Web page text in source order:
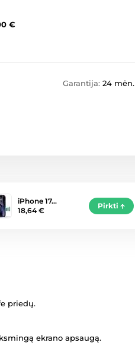
€
Garantija: 24 mėn.
iPhone 17…
18,64 €
Pirkti
priedų.
ekrano apsaugą.